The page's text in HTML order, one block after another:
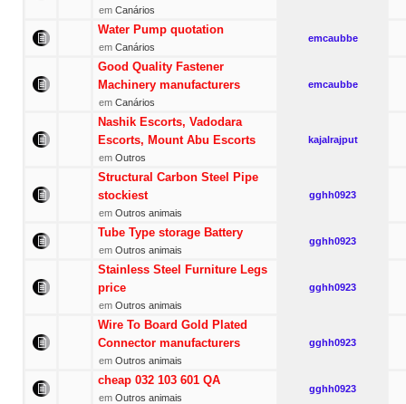
em Canários
Water Pump quotation
em Canários
emcaubbe
Good Quality Fastener
Machinery manufacturers
em Canários
emcaubbe
Nashik Escorts, Vadodara
Escorts, Mount Abu Escorts
em Outros
kajalrajput
Structural Carbon Steel Pipe
stockiest
em Outros animais
gghh0923
Tube Type storage Battery
em Outros animais
gghh0923
Stainless Steel Furniture Legs
price
em Outros animais
gghh0923
Wire To Board Gold Plated
Connector manufacturers
em Outros animais
gghh0923
cheap 032 103 601 QA
em Outros animais
gghh0923